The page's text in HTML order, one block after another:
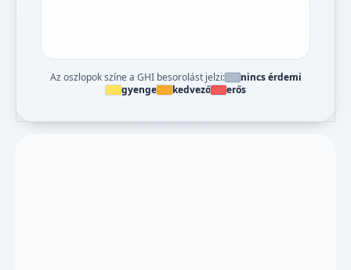
Az oszlopok színe a GHI besorolást jelzi:
nincs érdemi
gyenge
kedvező erős